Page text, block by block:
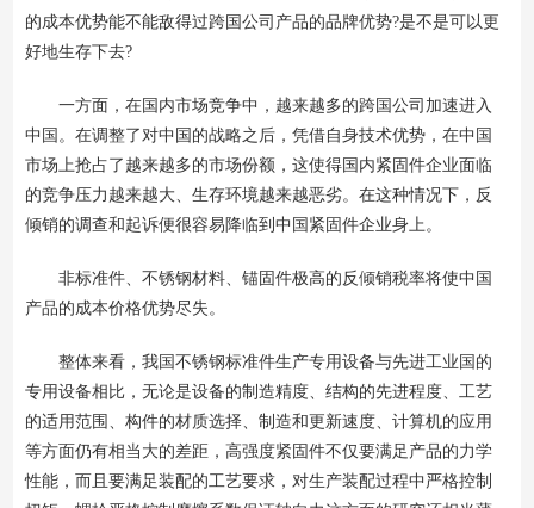
的成本优势能不能敌得过跨国公司产品的品牌优势?是不是可以更
好地生存下去?
一方面，在国内市场竞争中，越来越多的跨国公司加速进入
中国。在调整了对中国的战略之后，凭借自身技术优势，在中国
市场上抢占了越来越多的市场份额，这使得国内紧固件企业面临
的竞争压力越来越大、生存环境越来越恶劣。在这种情况下，反
倾销的调查和起诉便很容易降临到中国紧固件企业身上。
非标准件、不锈钢材料、锚固件极高的反倾销税率将使中国
产品的成本价格优势尽失。
整体来看，我国不锈钢标准件生产专用设备与先进工业国的
专用设备相比，无论是设备的制造精度、结构的先进程度、工艺
的适用范围、构件的材质选择、制造和更新速度、计算机的应用
等方面仍有相当大的差距，高强度紧固件不仅要满足产品的力学
性能，而且要满足装配的工艺要求，对生产装配过程中严格控制